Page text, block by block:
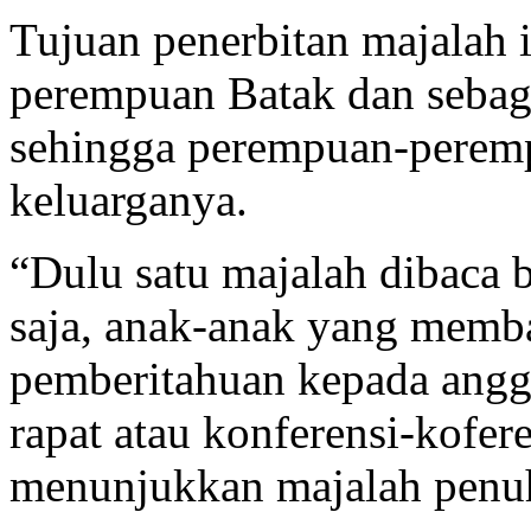
Tujuan penerbitan majalah
perempuan Batak dan
sehingga perempuan-
keluarganya.
“Dulu satu majalah dibaca
saja, anak-anak yang
pemberitahuan kepada
rapat atau konferensi-
menunjukkan majalah